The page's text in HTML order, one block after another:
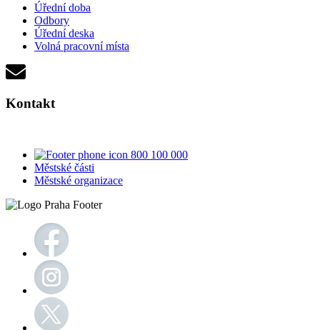
Úřední doba
Odbory
Úřední deska
Volná pracovní místa
Kontakt
800 100 000
Městské části
Městské organizace